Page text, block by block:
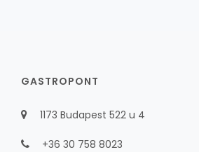
GASTROPONT
1173 Budapest 522 u 4
+36 30 758 8023